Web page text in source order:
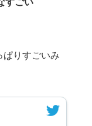
ぱりすごいみ